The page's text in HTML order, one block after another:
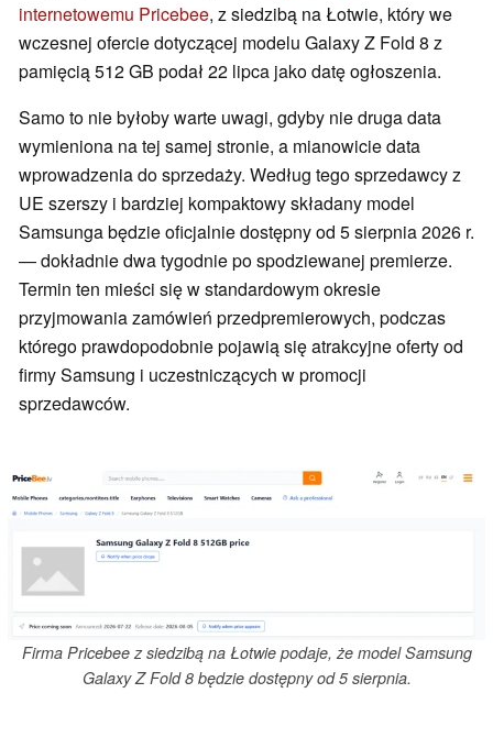
internetowemu Pricebee, z siedzibą na Łotwie, który we
wczesnej ofercie dotyczącej modelu Galaxy Z Fold 8 z
pamięcią 512 GB podał 22 lipca jako datę ogłoszenia.
Samo to nie byłoby warte uwagi, gdyby nie druga data
wymieniona na tej samej stronie, a mianowicie data
wprowadzenia do sprzedaży. Według tego sprzedawcy z
UE szerszy i bardziej kompaktowy składany model
Samsunga będzie oficjalnie dostępny od 5 sierpnia 2026 r.
— dokładnie dwa tygodnie po spodziewanej premierze.
Termin ten mieści się w standardowym okresie
przyjmowania zamówień przedpremierowych, podczas
którego prawdopodobnie pojawią się atrakcyjne oferty od
firmy Samsung i uczestniczących w promocji
sprzedawców.
Firma Pricebee z siedzibą na Łotwie podaje, że model Samsung
Galaxy Z Fold 8 będzie dostępny od 5 sierpnia.